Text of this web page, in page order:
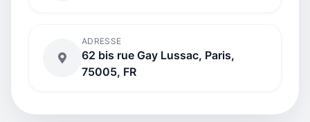
ADRESSE
62 bis rue Gay Lussac, Paris,
75005, FR